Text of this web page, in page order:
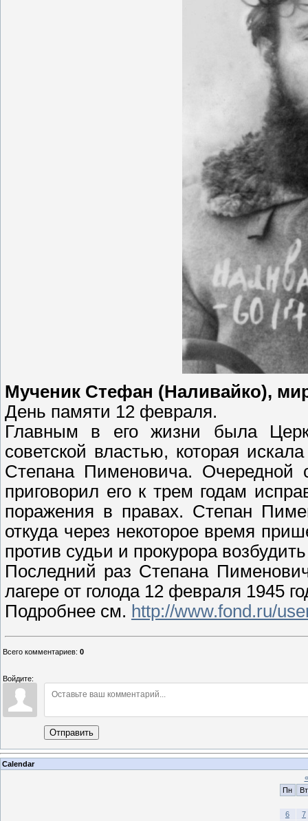
Мученик Стефан (Наливайко),
День памяти 12 февраля.
Главным в его жизни была
советской властью, которая
Степана Пименовича. Очередной
приговорил его к трем годам
поражения в правах. Степан
откуда через некоторое время
против судьи и прокурора
Последний раз Степана
лагере от голода 12 февраля 1945
Подробнее см. http://www.fond.ru/
Всего комментариев: 0
Войдите:
Отправить
Calendar
«
Пн
Вт
6 7